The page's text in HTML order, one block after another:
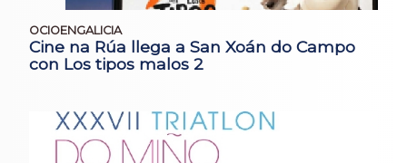
OCIOENGALICIA
Cine na Rúa llega a San Xoán do Campo
con Los tipos malos 2